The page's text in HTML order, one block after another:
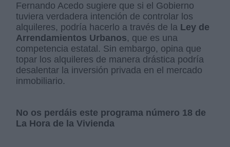
Fernando Acedo sugiere que si el Gobierno
tuviera verdadera intención de controlar los
alquileres, podría hacerlo a través de la Ley de
Arrendamientos Urbanos, que es una
competencia estatal. Sin embargo, opina que
topar los alquileres de manera drástica podría
desalentar la inversión privada en el mercado
inmobiliario.
No os perdáis este programa número 18 de
La Hora de la Vivienda